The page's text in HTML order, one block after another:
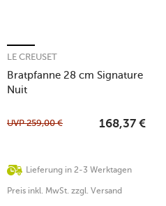
Bratpfanne 28 cm Signature
Nuit
LE CREUSET
Lieferung in 2-3 Werktagen
UVP259,00 € 168,37 €
Preis inkl. MwSt. zzgl. Versand